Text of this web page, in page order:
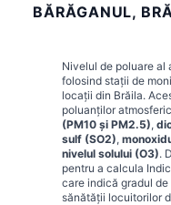
BĂRĂGANUL,
Nivelul de poluare al
folosind stații de
locații din Brăila.
poluanților
(PM10 și PM2.5),
sulf (SO2),
nivelul solului (O3).
pentru a calcula
care indică gradul
sănătății locuitorilor